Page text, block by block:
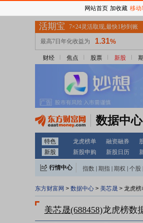
财经 焦点 股票 新股
数据中心
特色 龙虎榜单 融资融券
新股
新股申购 新股日历
行情中心 指数 期指 期权 个股
东方财富网 > 数据中心 > 美芯晟 > 龙虎榜
美芯晟(688458)龙虎榜数
网站首页 加收藏 移动